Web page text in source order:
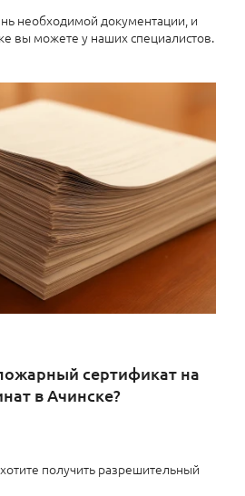
необходимой документации, и
вы можете у наших специалистов.
сертификат на
в Ачинске?
получить разрешительный